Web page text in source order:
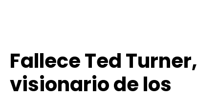
Fallece Ted Turner,
visionario de los